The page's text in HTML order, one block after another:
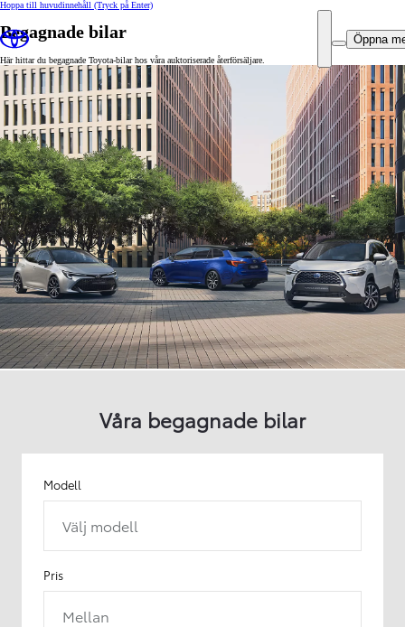
Hoppa till huvudinnehåll (Tryck på Enter)
Öppna
Begagnade bilar
Här hittar du begagnade Toyota-bilar hos våra auktoriserade återförsäljare.
Våra begagnade bilar
Modell
Välj modell
Pris
Mellan